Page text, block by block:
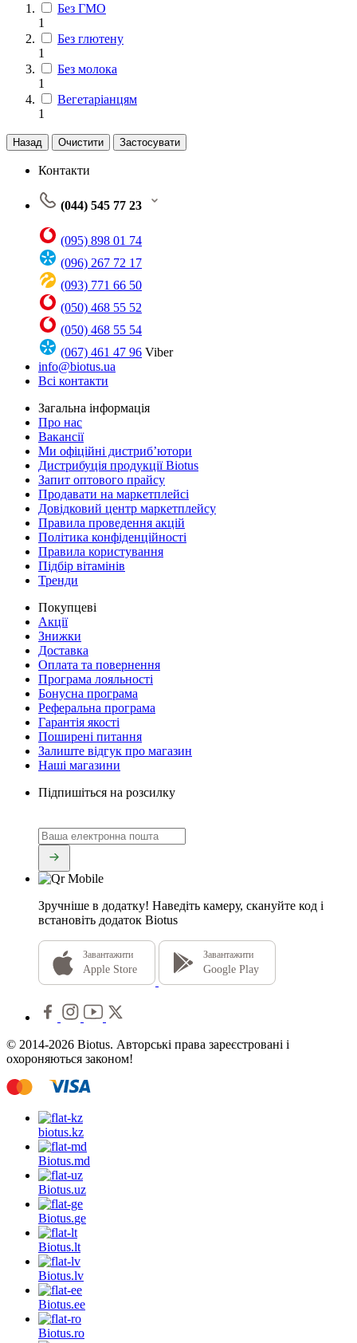
Без ГМО
1
Без глютену
1
Без молока
1
Вегетаріанцям
1
Назад Очистити Застосувати
Контакти
(044) 545 77 23
(095) 898 01 74
(096) 267 72 17
(093) 771 66 50
(050) 468 55 52
(050) 468 55 54
(067) 461 47 96 Viber
info@biotus.ua
Всі контакти
Загальна інформація
Про нас
Вакансії
Ми офіційні дистриб’ютори
Дистрибуція продукції Biotus
Запит оптового прайсу
Продавати на маркетплейсі
Довідковий центр маркетплейсу
Правила проведення акцій
Політика конфіденційності
Правила користування
Підбір вітамінів
Тренди
Покупцеві
Акції
Знижки
Доставка
Оплата та повернення
Програма лояльності
Бонусна програма
Реферальна програма
Гарантія якості
Поширені питання
Залиште відгук про магазин
Наші магазини
Підпишіться на розсилку
Зручніше в додатку! Наведіть камеру, скануйте код і
встановіть додаток Biotus
Завантажити
Apple Store
Завантажити
Google Play
© 2014-2026 Biotus. Авторські права зареєстровані і
охороняються законом!
biotus.kz
Biotus.md
Biotus.uz
Biotus.ge
Biotus.lt
Biotus.lv
Biotus.ee
Biotus.ro